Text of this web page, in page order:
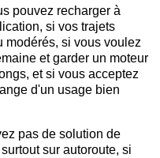
pouvez recharger à
si vos trajets
modérés, si vous voulez
et garder un moteur
et si vous acceptez
d'un usage bien
pas de solution de
sur autoroute, si